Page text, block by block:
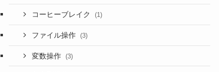
コーヒーブレイク (1)
ファイル操作 (3)
変数操作 (3)